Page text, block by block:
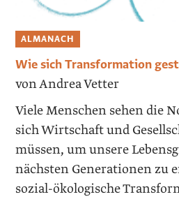
ALMANACH
Wie sich Transformation
von Andrea Vetter
Viele Menschen sehen die
sich Wirtschaft und
müssen, um unsere
nächsten Generationen zu
sozial-ökologische